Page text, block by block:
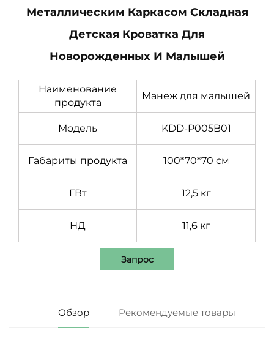
Металлическим Каркасом Складная
Детская Кроватка Для
Новорожденных И Малышей
Наименование
продукта
Манеж для малышей
Модель KDD-P005B01
Габариты продукта 100*70*70 см
ГВт 12,5 кг
НД 11,6 кг
Запрос
Обзор Рекомендуемые товары